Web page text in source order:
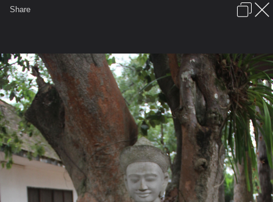
เข้าสู่ระบบหรือลงทะเบียน
... General Solardog เสียมเรียบ 2011
IMG 8284
หน้าแรก เว็บบอร์ด มีอะไรใหม่ รูปภาพ
คอลเล็คชั่น สถานที่ กล้อง แท็ก ...
ภาษาไทย ช่วยเหลือ
Share